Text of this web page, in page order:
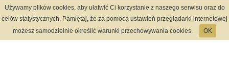
Informacje
Regulamin
Używamy plików cookies, aby ułatwić Ci korzystanie z naszego serwisu oraz do
celów statystycznych. Pamiętaj, że za pomocą ustawień przeglądarki internetowej
możesz samodzielnie określić warunki przechowywania cookies.
OK